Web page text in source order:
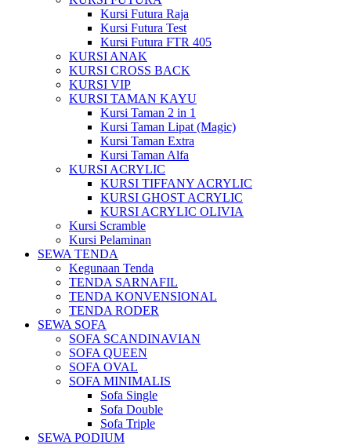
Kursi Futura Raja
Kursi Futura Test
Kursi Futura FTR 405
KURSI ANAK
KURSI CROSS BACK
KURSI VIP
KURSI TAMAN KAYU
Kursi Taman 2 in 1
Kursi Taman Lipat (Magic)
Kursi Taman Extra
Kursi Taman Alfa
KURSI ACRYLIC
KURSI TIFFANY ACRYLIC
KURSI GHOST ACRYLIC
KURSI ACRYLIC OLIVIA
Kursi Scramble
Kursi Pelaminan
SEWA TENDA
Kegunaan Tenda
TENDA SARNAFIL
TENDA KONVENSIONAL
TENDA RODER
SEWA SOFA
SOFA SCANDINAVIAN
SOFA QUEEN
SOFA OVAL
SOFA MINIMALIS
Sofa Single
Sofa Double
Sofa Triple
SEWA PODIUM